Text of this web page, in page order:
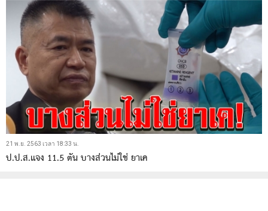
21 พ.ย. 2563 เวลา 18:33 น.
ป.ป.ส.แจง 11.5 ตัน บางส่วนไม่ใช่ ยาเค